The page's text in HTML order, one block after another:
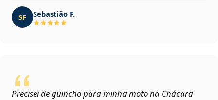
SF Sebastião F.
Precisei de guincho para minha moto na Chácara